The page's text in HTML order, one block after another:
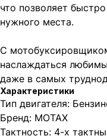
что позволяет
нужного места.
С
наслаждаться
даже в самых
Характеристики
Тип двигателя:
Бренд: MOTAX
Тактность: 4-х